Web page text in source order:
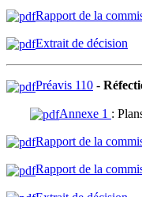
Rapport de la
Extrait de décision
Préavis 110 -
Annexe 1 :
Rapport de la
Rapport de la